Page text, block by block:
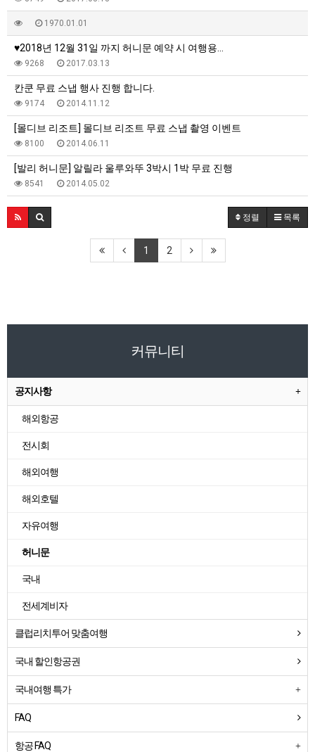
1970.01.01
♥2018년 12월 31일 까지 허니문 예약 시 여행용…
9268 2017.03.13
칸쿤 무료 스냅 행사 진행 합니다.
9174 2014.11.12
[몰디브 리조트] 몰디브 리조트 무료 스냅 촬영 이벤트
8100 2014.06.11
[발리 허니문] 알릴라 울루와뚜 3박시 1박 무료 진행
8541 2014.05.02
정렬 목록
1 2
커뮤니티
공지사항
해외항공
전시회
해외여행
해외호텔
자유여행
허니문
국내
전세계비자
클럽리치투어 맞춤여행
국내 할인항공권
국내여행 특가
FAQ
항공 FAQ